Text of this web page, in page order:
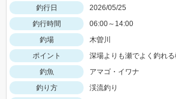
釣行日
2026/05/25
釣行時間
06:00～14:00
釣場
木曽川
ポイント
深場よりも瀬でよく釣れる
釣魚
アマゴ・イワナ
釣り方
渓流釣り